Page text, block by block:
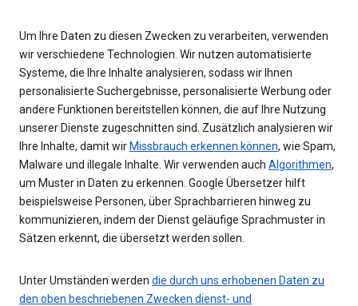
Um Ihre Daten zu diesen Zwecken zu verarbeiten, verwenden
wir verschiedene Technologien. Wir nutzen automatisierte
Systeme, die Ihre Inhalte analysieren, sodass wir Ihnen
personalisierte Suchergebnisse, personalisierte Werbung oder
andere Funktionen bereitstellen können, die auf Ihre Nutzung
unserer Dienste zugeschnitten sind. Zusätzlich analysieren wir
Ihre Inhalte, damit wir Missbrauch erkennen können, wie Spam,
Malware und illegale Inhalte. Wir verwenden auch Algorithmen,
um Muster in Daten zu erkennen. Google Übersetzer hilft
beispielsweise Personen, über Sprachbarrieren hinweg zu
kommunizieren, indem der Dienst geläufige Sprachmuster in
Sätzen erkennt, die übersetzt werden sollen.
Unter Umständen werden die durch uns erhobenen Daten zu
den oben beschriebenen Zwecken dienst- und